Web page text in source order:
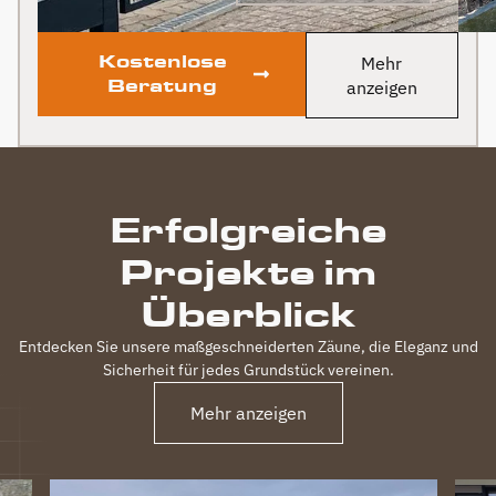
Kostenlose
Beratung
Mehr
anzeigen
Erfolgreiche
Projekte im
Überblick
Entdecken Sie unsere maßgeschneiderten Zäune, die Eleganz und
Sicherheit für jedes Grundstück vereinen.
Mehr anzeigen